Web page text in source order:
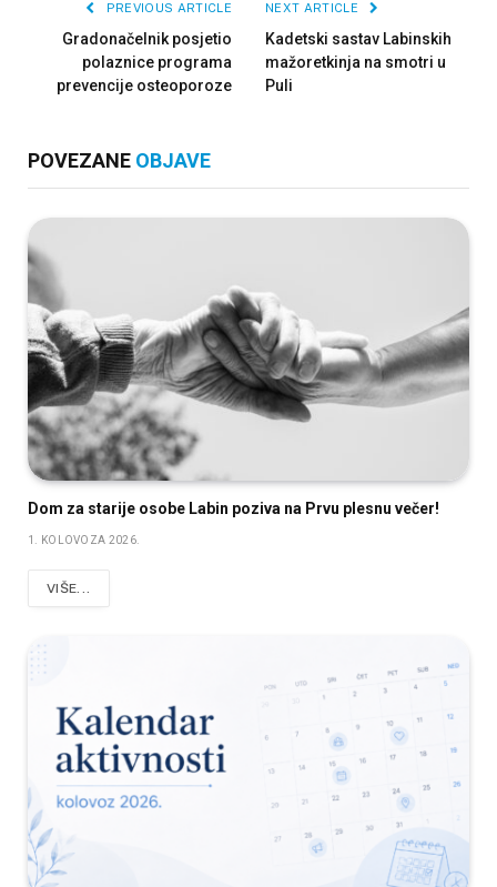
PREVIOUS ARTICLE
Gradonačelnik posjetio
polaznice programa
prevencije osteoporoze
NEXT ARTICLE
Kadetski sastav Labinskih
mažoretkinja na smotri u
Puli
POVEZANE OBJAVE
Dom za starije osobe Labin poziva na Prvu plesnu večer!
1. KOLOVOZA 2026.
VIŠE...